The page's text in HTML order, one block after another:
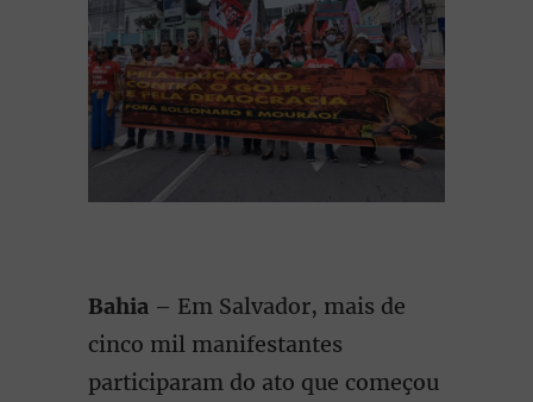
Bahia – Em Salvador, mais de
cinco mil manifestantes
participaram do ato que começou